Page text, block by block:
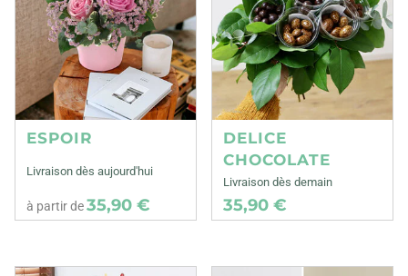
ESPOIR
Livraison dès aujourd'hui
à partir de35,90 €
DELICE
CHOCOLATE
Livraison dès demain
35,90 €